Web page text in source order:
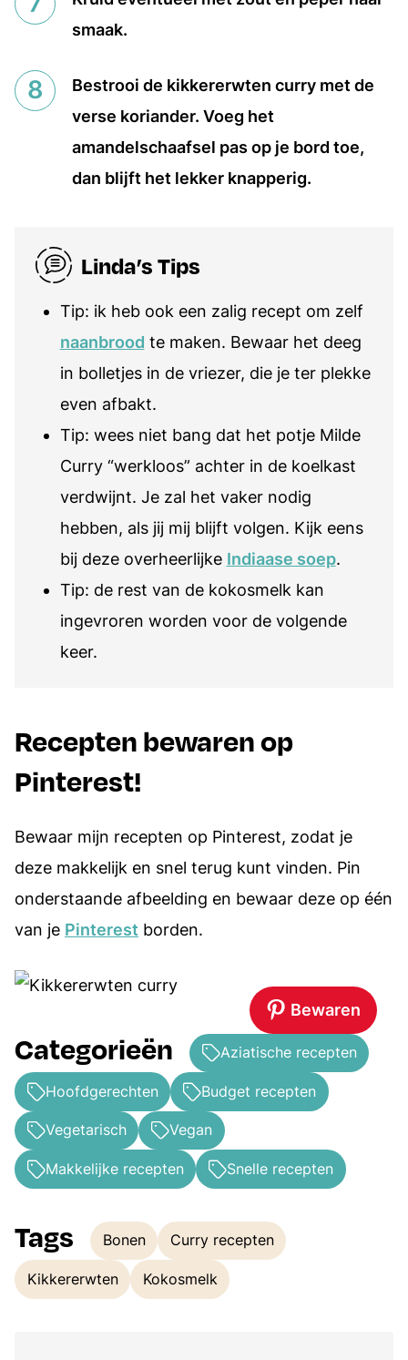
smaak.
Bestrooi de kikkererwten curry met de
verse koriander. Voeg het
amandelschaafsel pas op je bord toe,
dan blijft het lekker knapperig.
Linda’s Tips
Tip: ik heb ook een zalig recept om zelf
naanbrood te maken. Bewaar het deeg
in bolletjes in de vriezer, die je ter plekke
even afbakt.
Tip: wees niet bang dat het potje Milde
Curry “werkloos” achter in de koelkast
verdwijnt. Je zal het vaker nodig
hebben, als jij mij blijft volgen. Kijk eens
bij deze overheerlijke Indiaase soep.
Tip: de rest van de kokosmelk kan
ingevroren worden voor de volgende
keer.
Recepten bewaren op
Pinterest!
Bewaar mijn recepten op Pinterest, zodat je
deze makkelijk en snel terug kunt vinden. Pin
onderstaande afbeelding en bewaar deze op één
van je Pinterest borden.
Bewaren
Categorieën Aziatische recepten
Hoofdgerechten Budget recepten
Vegetarisch Vegan
Makkelijke recepten Snelle recepten
Tags
Tags
Bonen Curry recepten
Kikkererwten Kokosmelk